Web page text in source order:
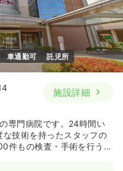
車通勤可 託児所
施設詳細
専門病院です。24時間い
技術を持ったスタッフの
件もの検査・手術を行う、